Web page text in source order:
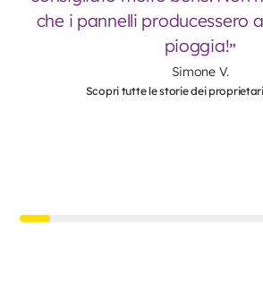
che i pannelli producessero
pioggia!
Simone V.
Scopri tutte le storie dei